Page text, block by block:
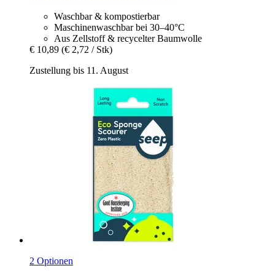
Waschbar & kompostierbar
Maschinenwaschbar bei 30–40°C
Aus Zellstoff & recycelter Baumwolle
€ 10,89 (€ 2,72 / Stk)
Zustellung bis 11. August
2 Optionen